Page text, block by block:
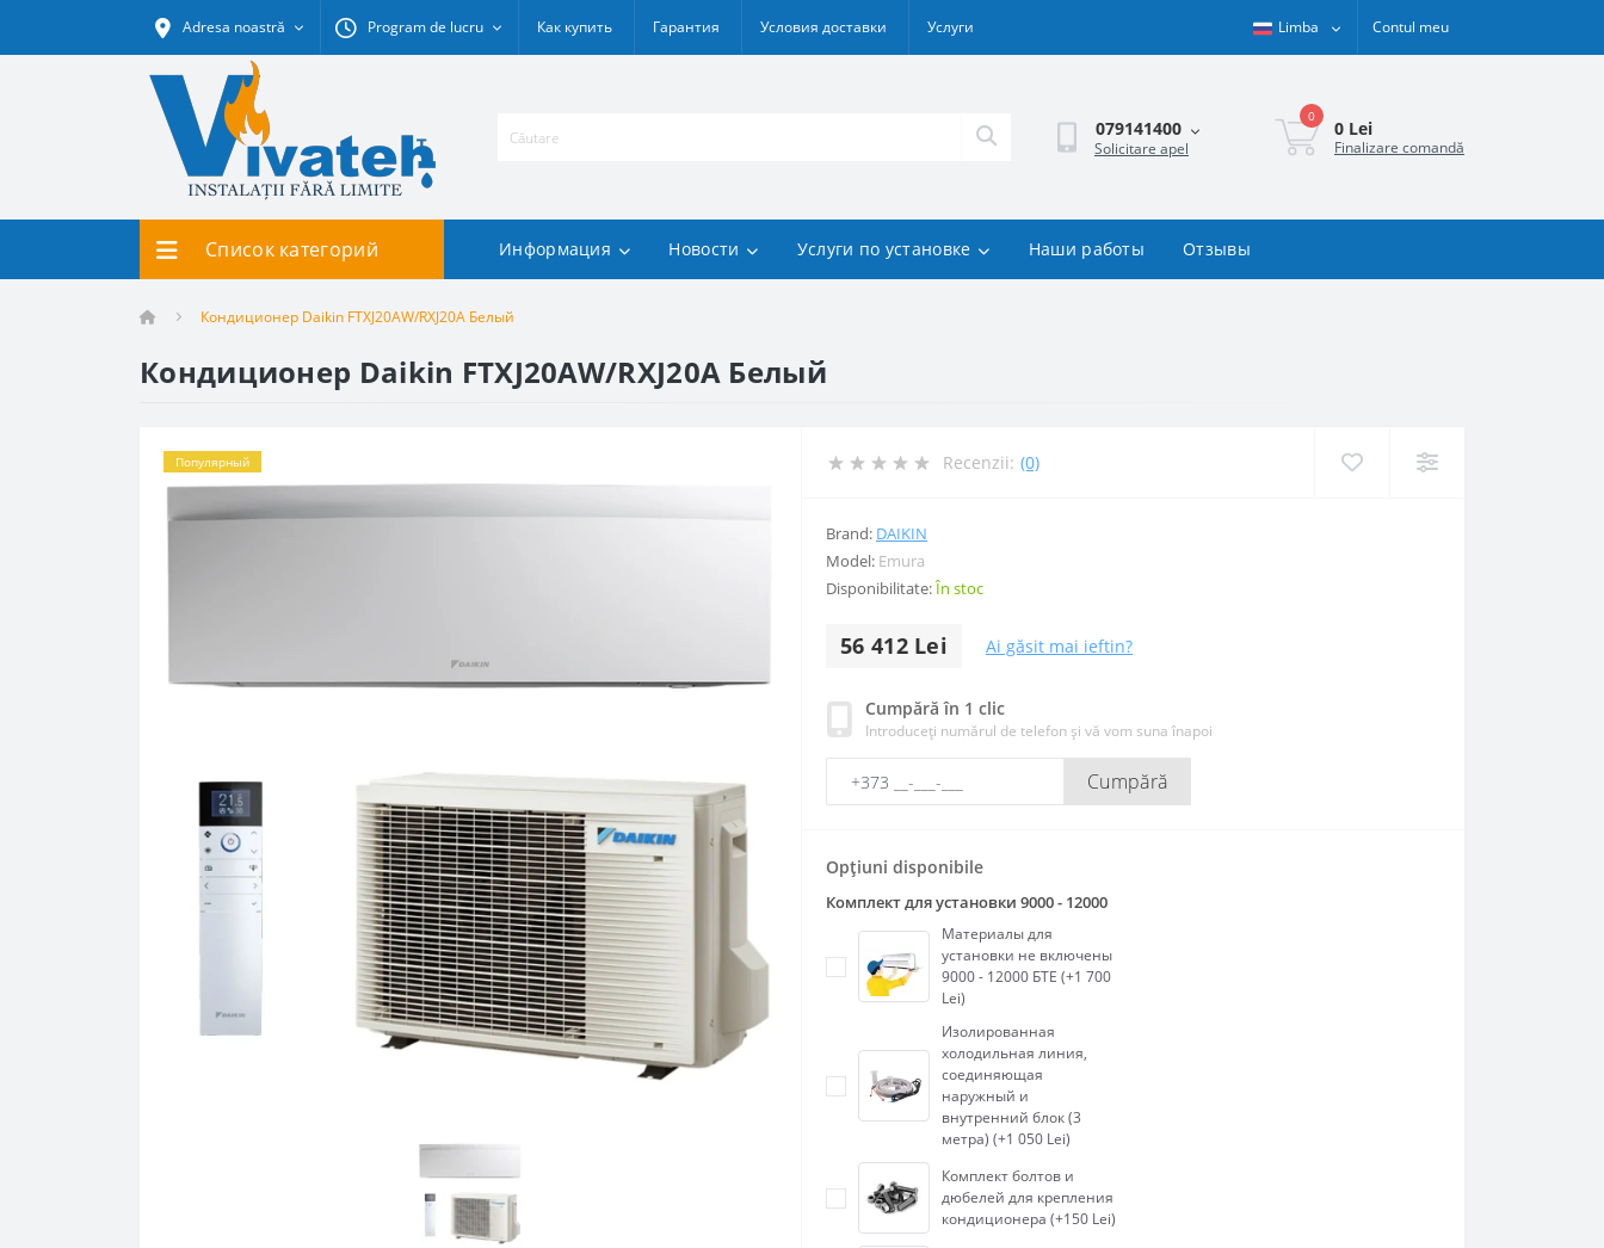
Adresa noastră Program de lucru Как купить Гарантия Условия доставки Услуги Limba Contul meu
079141400
Solicitare apel
0
0 Lei
Finalizare comandă
Список категорий Информация Новости Услуги по установке Наши работы Отзывы
Кондиционер Daikin FTXJ20AW/RXJ20A Белый
Кондиционер Daikin FTXJ20AW/RXJ20A Белый
Популярный Recenzii: (0)
Brand: DAIKIN
Model: Emura
Disponibilitate:În stoc
56 412 Lei Ai găsit mai ieftin?
Cumpără în 1 clic
Introduceți numărul de telefon și vă vom suna înapoi
Cumpără
Opțiuni disponibile
Комплект для установки 9000 - 12000
Материалы для
установки не включены
9000 - 12000 БТЕ (+1 700
Lei)
Изолированная
холодильная линия,
соединяющая
наружный и
внутренний блок (3
метра) (+1 050 Lei)
Комплект болтов и
дюбелей для крепления
кондиционера (+150 Lei)